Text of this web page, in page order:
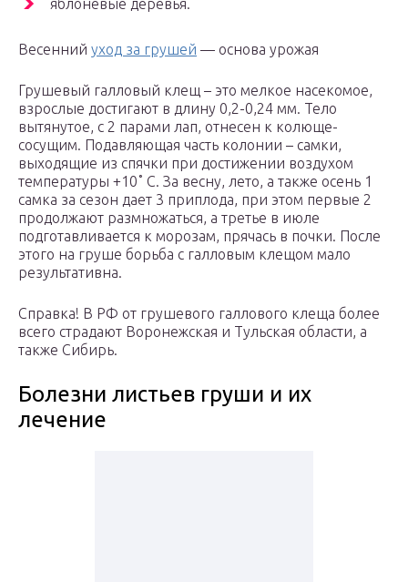
яблоневые деревья.
Весенний уход за грушей — основа урожая
Грушевый галловый клещ – это мелкое насекомое,
взрослые достигают в длину 0,2-0,24 мм. Тело
вытянутое, с 2 парами лап, отнесен к колюще-
сосущим. Подавляющая часть колонии – самки,
выходящие из спячки при достижении воздухом
температуры +10˚ C. За весну, лето, а также осень 1
самка за сезон дает 3 приплода, при этом первые 2
продолжают размножаться, а третье в июле
подготавливается к морозам, прячась в почки. После
этого на груше борьба с галловым клещом мало
результативна.
Справка! В РФ от грушевого галлового клеща более
всего страдают Воронежская и Тульская области, а
также Сибирь.
Болезни листьев груши и их
лечение